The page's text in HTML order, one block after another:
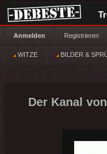
Anmelden Registrieren
WITZE BILDER &
Der Kanal